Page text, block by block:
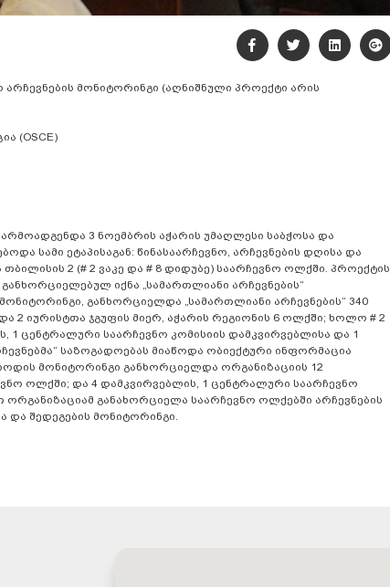
მონიტორინგი (აღნიშნული პროექტი არის
(OSCE)
3 ნოემბრის აჭარის უმაღლესი საბჭოსა და
სამი ეტაპისაგან: წინასაარჩევნო, არჩევნების დღისა და
2 (# 2 ვაკე და # 8 დიდუბე) საარჩევნო ოლქში. პროექტის
იქნა „სამართლიანი არჩევნების“
განხორციელდა „სამართლიანი არჩევნების“ 340
2 იურისტთა ჯგუფის მიერ, აჭარის რეგიონის 6 ოლქში; ხოლო # 2
1 ცენტრალური საარჩევნო კომისიის დამკვირვებლისა და 1
საზოგადოებას მიაწოდა ობიექტური ინფორმაცია
მონიტორინგი განხორციელდა ორგანიზაციის 12
ოლქში; და 4 დამკვირვებლის, 1 ცენტრალური საარჩევნო
ორგანიზაციამ განახორციელა საარჩევნო ოლქებში არჩევნების
და შედეგების მონიტორინგი.